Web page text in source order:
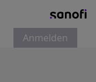
Anmelden